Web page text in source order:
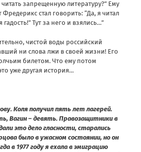
запрещенную литературу?” Ему
Фредерикс стал говорить: “Да, я читал
гадость!” Тут за него и взялись…”
чистой воды российский
ни слова лжи в своей жизни! Его
билетом. Что ему потом
уже другая история…
Коля получил пять лет лагерей.
Вагин – девять. Правозащитники в
это дело гласности, старались
было в ужасном состоянии, но он
в 1977 году я ехала в эмиграцию